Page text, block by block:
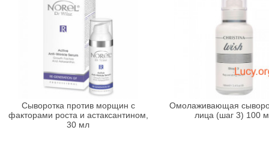
Сыворотка против морщин с
факторами роста и астаксантином,
30 мл
Омолаживающая
лица (шаг 3) 100